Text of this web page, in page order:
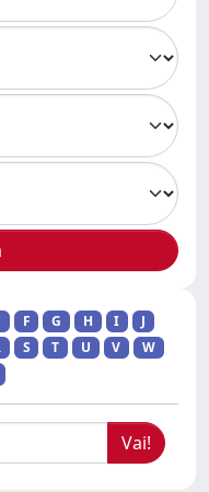
F G H I
J
S T U V
W